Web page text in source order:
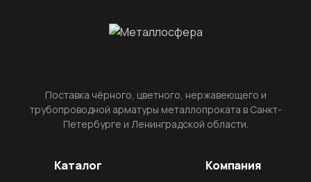
Поставка чёрного, цветного, нержавеющего и
трубопроводной арматуры металлопроката в Санкт-
Петербурге и Ленинградской области.
Каталог Компания